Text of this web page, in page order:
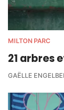
MILTON PARC
21 arbres
GAËLLE